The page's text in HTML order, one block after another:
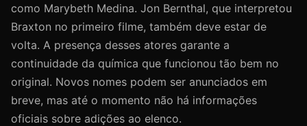
como Marybeth Medina. Jon Bernthal, que interpretou
Braxton no primeiro filme, também deve estar de
volta. A presença desses atores garante a
continuidade da química que funcionou tão bem no
original. Novos nomes podem ser anunciados em
breve, mas até o momento não há informações
oficiais sobre adições ao elenco.